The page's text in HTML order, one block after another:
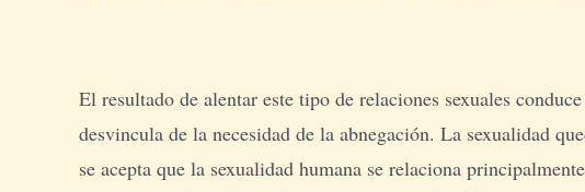
El resultado de alentar este tipo de relaciones sexuales
desvincula de la necesidad de la abnegación. La sexualidad
se acepta que la sexualidad humana se relaciona